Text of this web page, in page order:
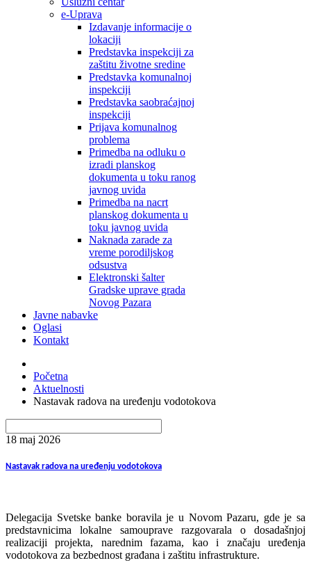
e-Uprava
Izdavanje informacije o
lokaciji
Predstavka inspekciji za
zaštitu životne sredine
Predstavka komunalnoj
inspekciji
Predstavka saobraćajnoj
inspekciji
Prijava komunalnog
problema
Primedba na odluku o
izradi planskog
dokumenta u toku ranog
javnog uvida
Primedba na nacrt
planskog dokumenta u
toku javnog uvida
Naknada zarade za
vreme porodiljskog
odsustva
Elektronski šalter
Gradske uprave grada
Novog Pazara
Javne nabavke
Oglasi
Kontakt
Početna
Aktuelnosti
Nastavak radova na uređenju vodotokova
18 maj 2026
Nastavak radova na uređenju vodotokova
Delegacija Svetske banke boravila je u Novom Pazaru, gde je sa
predstavnicima lokalne samouprave razgovarala o dosadašnjoj
realizaciji projekta, narednim fazama, kao i značaju uređenja
vodotokova za bezbednost građana i zaštitu infrastrukture.